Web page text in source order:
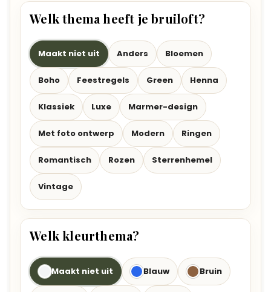
Welk thema heeft je bruiloft?
Maakt niet uit Anders Bloemen
Boho Feestregels Green Henna
Klassiek Luxe Marmer-design
Met foto ontwerp Modern Ringen
Romantisch Rozen Sterrenhemel
Vintage
Welk kleurthema?
Maakt niet uit Blauw Bruin